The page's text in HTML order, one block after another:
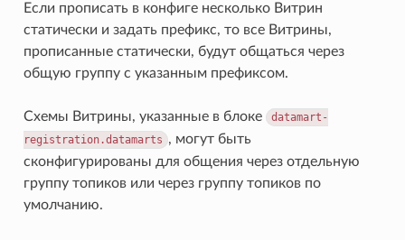
Если прописать в конфиге несколько Витрин
статически и задать префикс, то все Витрины,
прописанные статически, будут общаться через
общую группу с указанным префиксом.
Схемы Витрины, указанные в блоке
datamart-
registration.datamarts , могут быть
сконфигурированы для общения через отдельную
группу топиков или через группу топиков по
умолчанию.